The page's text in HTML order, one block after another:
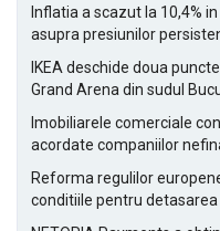
Inflatia a scazut la 10,4%
asupra presiunilor
IKEA deschide doua
Grand Arena din sudul
Imobiliarele comerciale
acordate companiilor
Reforma regulilor
conditiile pentru